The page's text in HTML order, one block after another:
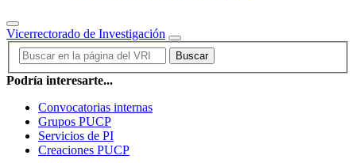
Vicerrectorado de Investigación
Buscar
Podría interesarte...
Convocatorias internas
Grupos PUCP
Servicios de PI
Creaciones PUCP